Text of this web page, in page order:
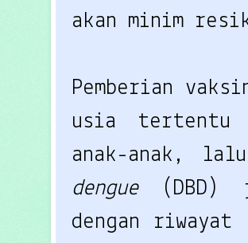
akan minim
Pemberian
usia tertentu
dengue
(DBD)
dengan